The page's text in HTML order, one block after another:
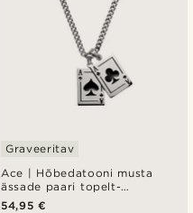
Ace | Hõbedatooni musta
ässade paari topelt-
ripatskaelakee
Graveeritav
54,95 €